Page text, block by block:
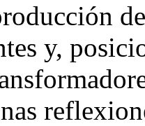
y,